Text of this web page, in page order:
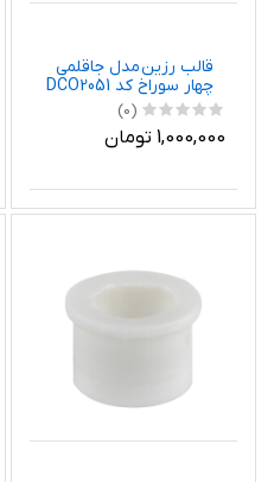
قالب رزین مدل جاقلمی
چهار سوراخ کد DCO2051
(0)
1,000,000 تومان